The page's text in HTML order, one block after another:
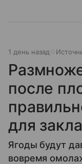
1 день назад
после
для
Ягоды будут
вовремя